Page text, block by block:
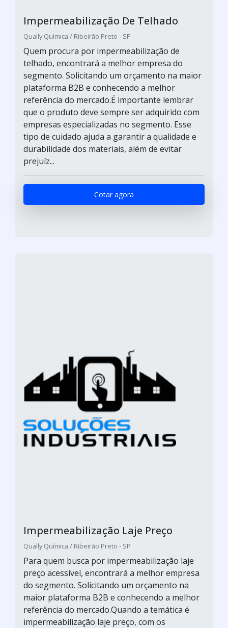
Impermeabilização De Telhado
Qually Química / Ribeirão Preto - SP
Quem procura por impermeabilização de
telhado, encontrará a melhor empresa do
segmento. Solicitando um orçamento na maior
plataforma B2B e conhecendo a melhor
referência do mercado.É importante lembrar
que o produto deve sempre ser adquirido com
empresas especializadas no segmento. Esse
tipo de cuidado ajuda a garantir a qualidade e
durabilidade dos materiais, além de evitar
prejuíz...
Cotar agora
Impermeabilização Laje Preço
Qually Química / Ribeirão Preto - SP
Para quem busca por impermeabilização laje
preço acessível, encontrará a melhor empresa
do segmento. Solicitando um orçamento na
maior plataforma B2B e conhecendo a melhor
referência do mercado.Quando a temática é
impermeabilização laje preço, com os